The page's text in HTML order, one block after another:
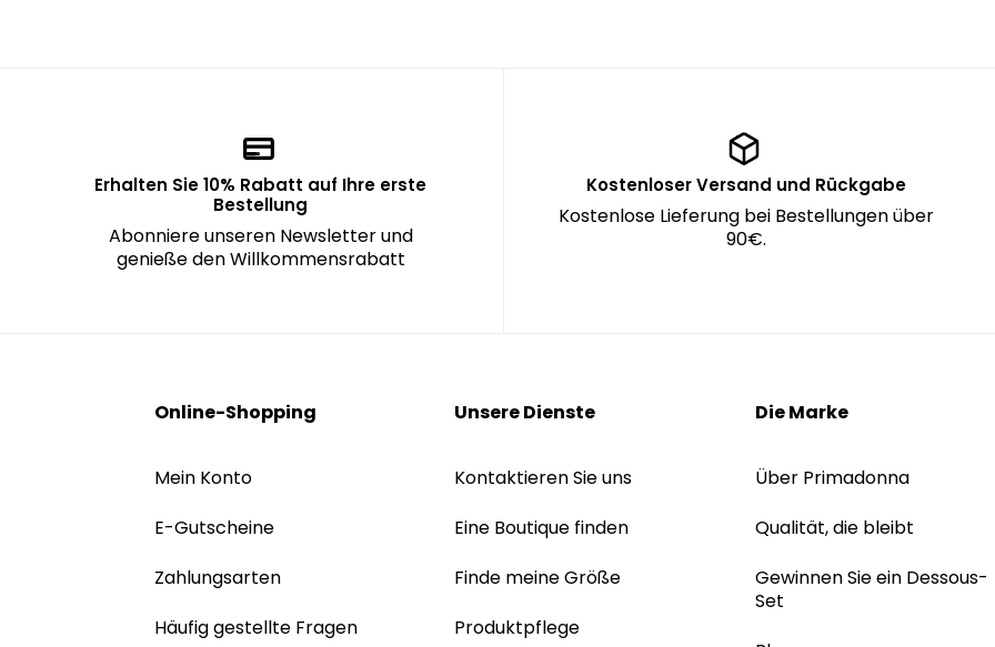
Erhalten Sie 10% Rabatt auf Ihre erste
Bestellung
Abonniere unseren Newsletter und
genieße den Willkommensrabatt
Kostenloser Versand und Rückgabe
Kostenlose Lieferung bei Bestellungen über
90€.
Online-Shopping
Mein Konto
E-Gutscheine
Zahlungsarten
Häufig gestellte Fragen
Unsere Dienste
Kontaktieren Sie uns
Eine Boutique finden
Finde meine Größe
Produktpflege
Die Marke
Über Primadonna
Qualität, die bleibt
Gewinnen Sie ein Dessous-
Set